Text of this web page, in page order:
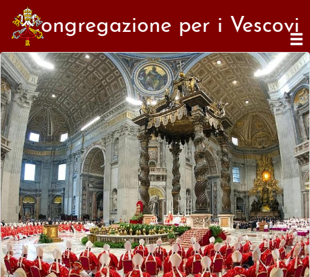
Congregazione per i Vescovi